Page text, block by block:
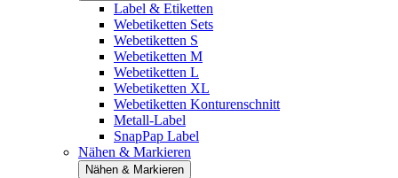
Label & Etiketten
Webetiketten Sets
Webetiketten S
Webetiketten M
Webetiketten L
Webetiketten XL
Webetiketten Konturenschnitt
Metall-Label
SnapPap Label
Nähen & Markieren
Nähen & Markieren